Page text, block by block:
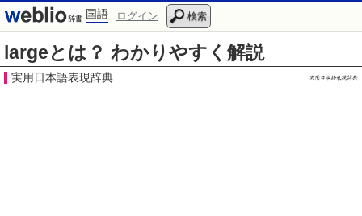
国語 ログイン 検索
largeとは？ わかりやすく解説
実用日本語表現辞典